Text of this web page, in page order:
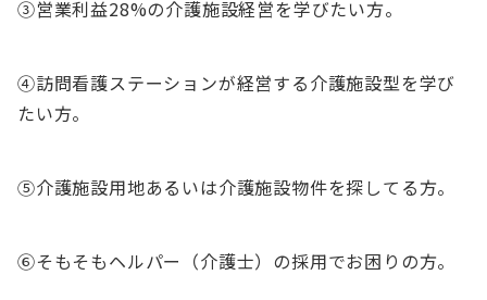
③営業利益28%の介護施設経営を学びたい方。
④訪問看護ステーションが経営する介護施設型を学び
たい方。
⑤介護施設用地あるいは介護施設物件を探してる方。
⑥そもそもヘルパー（介護士）の採用でお困りの方。